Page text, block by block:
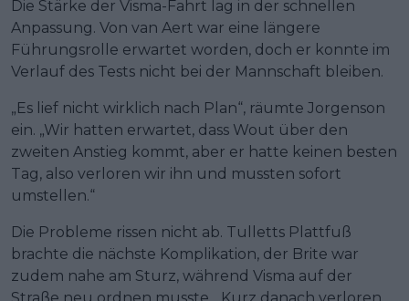
Die Stärke der Visma-Fahrt lag in der schnellen
Anpassung. Von van Aert war eine längere
Führungsrolle erwartet worden, doch er konnte im
Verlauf des Tests nicht bei der Mannschaft bleiben.
„Es lief nicht wirklich nach Plan“, räumte Jorgenson
ein. „Wir hatten erwartet, dass Wout über den
zweiten Anstieg kommt, aber er hatte keinen besten
Tag, also verloren wir ihn und mussten sofort
umstellen.“
Die Probleme rissen nicht ab. Tulletts Plattfuß
brachte die nächste Komplikation, der Brite war
zudem nahe am Sturz, während Visma auf der
Straße neu ordnen musste. „Kurz danach verloren